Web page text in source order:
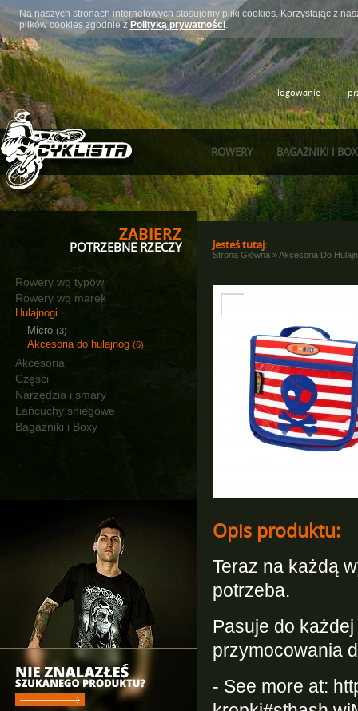
Na naszych stronach internetowych stosujemy pliki cookies. Korzystając z
plików cookies zgodnie zPolityką prywatności.
logowanie
BAGAŻNIKI I
ROWERY
ZABIERZ
POTRZEBNE RZECZY
Rowery wg typów
Rowery wg marek
Hulajnogi
Micro (3)
Akcesoria do hulajnóg (6)
Akcesoria
Części
Narzędzia i smary
Łańcuchy śniegowe
Bagażniki i Boxy
Jesteś tutaj:
Strona Główna »Akcesoria Do
Opis produktu:
Teraz na każdą
potrzeba.
Pasuje do
przymocowania
- See more at: